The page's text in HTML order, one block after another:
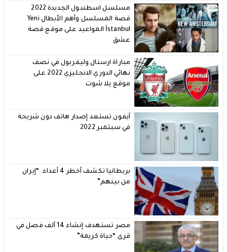
مسلسل اسطنبول الجديدة 2022
قصة المسلسل وأهم الأبطال Yeni
İstanbul المواعيد على موقع قصة
عشق
مباراة ارسنال وليفربول في نصف
نهائي الدوري الانجليزي 2022 على
موقع يلا شوت
آيفون تستعد إصدار هاتف دون شريحة
في سبتمبر 2022
بريطانيا تكشف أخطر 4 أعداء: “إيران
من بينهم”
مصر تستهدف إنشاء 14 ألف فصل في
قرى “حياة كريمة”